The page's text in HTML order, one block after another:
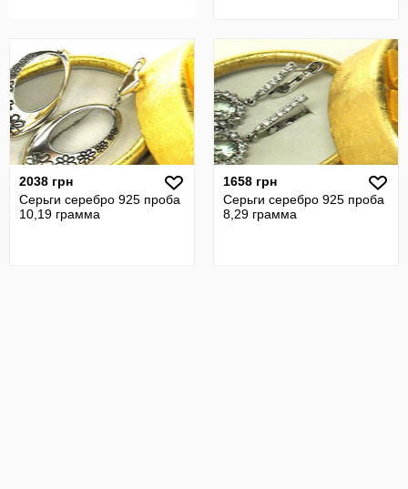
2038 грн
Серьги серебро 925 проба
10,19 грамма
1658 грн
Серьги серебро 925 проба
8,29 грамма